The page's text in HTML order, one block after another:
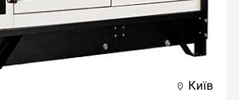
Київ